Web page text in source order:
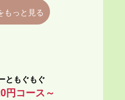
もっと見る
ともぐもぐ
円コース～